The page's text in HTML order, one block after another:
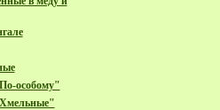
особому"